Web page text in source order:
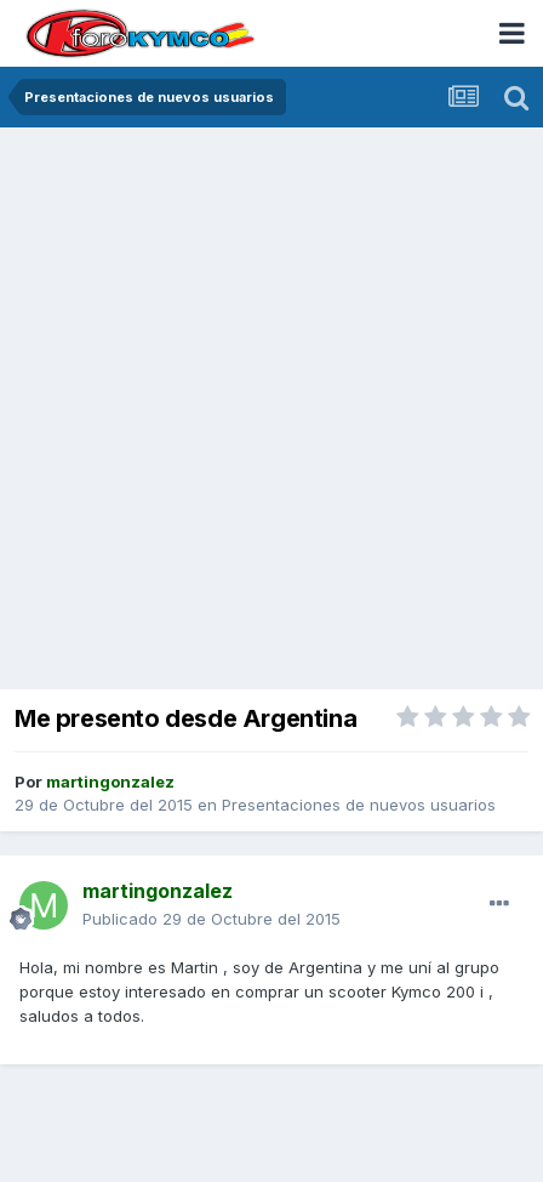
Presentaciones de nuevos usuarios
Me presento desde Argentina
Por martingonzalez
29 de Octubre del 2015 en Presentaciones de nuevos usuarios
martingonzalez
Publicado 29 de Octubre del 2015
Hola, mi nombre es Martin , soy de Argentina y me uní al grupo
porque estoy interesado en comprar un scooter Kymco 200 i ,
saludos a todos.